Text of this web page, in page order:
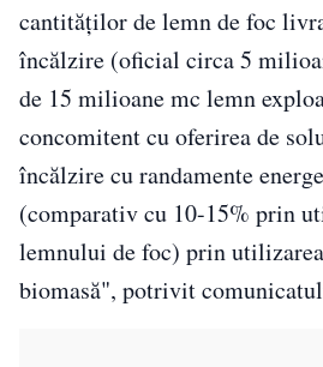
cantităţilor de lemn de foc
încălzire (oficial circa 5
de 15 milioane mc lemn
concomitent cu oferirea de
încălzire cu randamente
(comparativ cu 10-15% prin
lemnului de foc) prin
biomasă", potrivit